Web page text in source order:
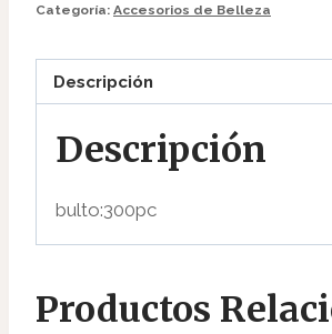
Categoría: Accesorios de Belleza
Descripción
Descripción
bulto:300pc
Productos